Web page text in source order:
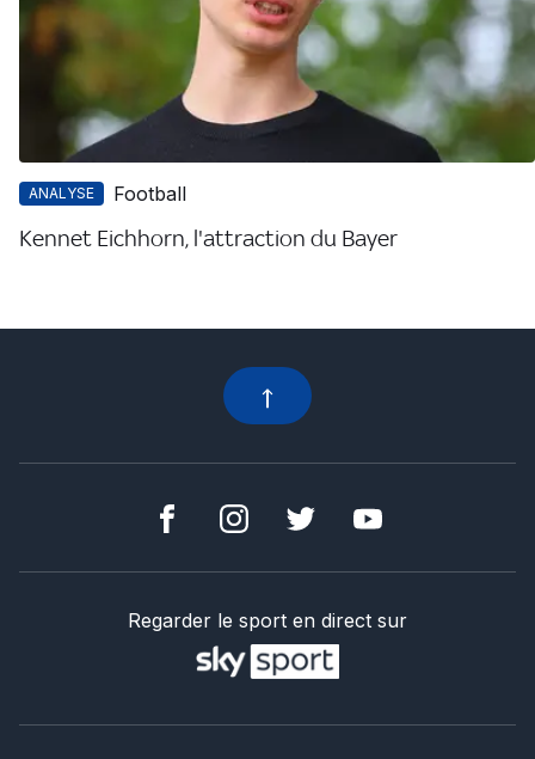
ANALYSE Football
Kennet Eichhorn, l'attraction du Bayer
Regarder le sport en direct sur